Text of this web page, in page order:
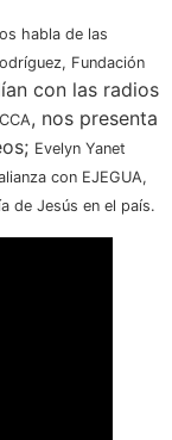
habla de las
Fundación
con las radios
, nos presenta
Evelyn Yanet
con EJEGUA,
de Jesús en el país.